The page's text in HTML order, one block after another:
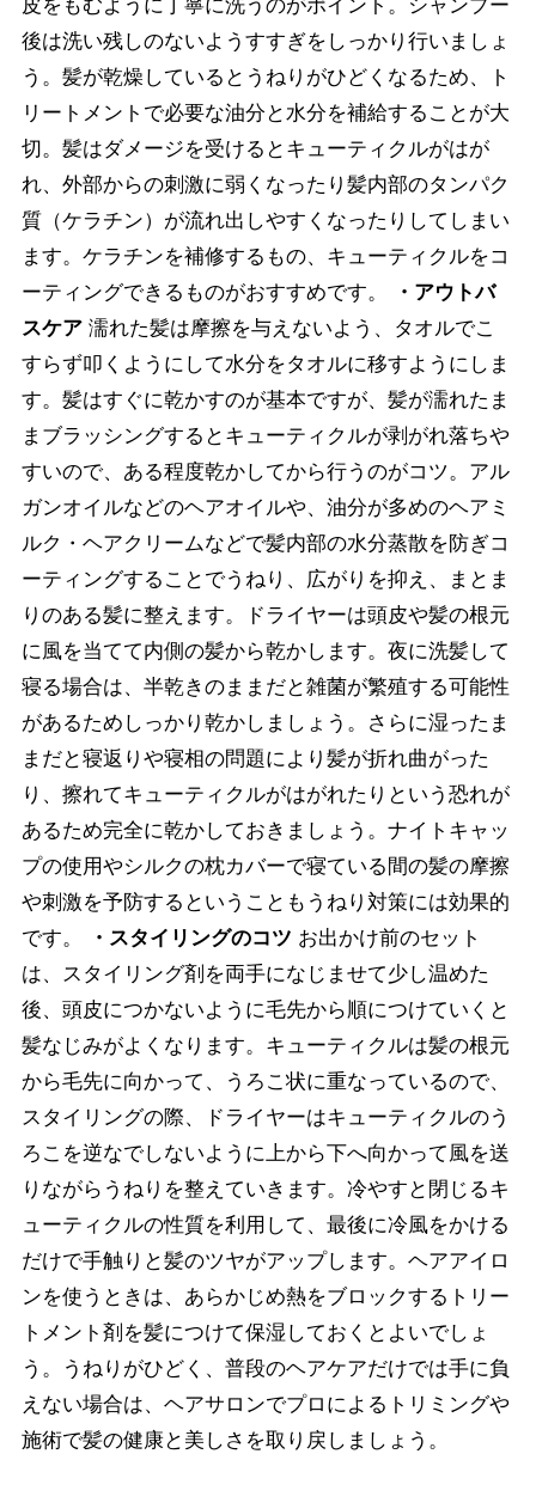
皮をもむように丁寧に洗うのがポイント。シャンプー
後は洗い残しのないようすすぎをしっかり行いましょ
う。髪が乾燥しているとうねりがひどくなるため、ト
リートメントで必要な油分と水分を補給することが大
切。髪はダメージを受けるとキューティクルがはが
れ、外部からの刺激に弱くなったり髪内部のタンパク
質（ケラチン）が流れ出しやすくなったりしてしまい
ます。ケラチンを補修するもの、キューティクルをコ
ーティングできるものがおすすめです。
・アウトバ
スケア濡れた髪は摩擦を与えないよう、タオルでこ
すらず叩くようにして水分をタオルに移すようにしま
す。髪はすぐに乾かすのが基本ですが、髪が濡れたま
まブラッシングするとキューティクルが剥がれ落ちや
すいので、ある程度乾かしてから行うのがコツ。アル
ガンオイルなどのヘアオイルや、油分が多めのヘアミ
ルク・ヘアクリームなどで髪内部の水分蒸散を防ぎコ
ーティングすることでうねり、広がりを抑え、まとま
りのある髪に整えます。ドライヤーは頭皮や髪の根元
に風を当てて内側の髪から乾かします。夜に洗髪して
寝る場合は、半乾きのままだと雑菌が繁殖する可能性
があるためしっかり乾かしましょう。さらに湿ったま
まだと寝返りや寝相の問題により髪が折れ曲がった
り、擦れてキューティクルがはがれたりという恐れが
あるため完全に乾かしておきましょう。ナイトキャッ
プの使用やシルクの枕カバーで寝ている間の髪の摩擦
や刺激を予防するということもうねり対策には効果的
です。
・スタイリングのコツ お出かけ前のセット
は、スタイリング剤を両手になじませて少し温めた
後、頭皮につかないように毛先から順につけていくと
髪なじみがよくなります。キューティクルは髪の根元
から毛先に向かって、うろこ状に重なっているので、
スタイリングの際、ドライヤーはキューティクルのう
ろこを逆なでしないように上から下へ向かって風を送
りながらうねりを整えていきます。冷やすと閉じるキ
ューティクルの性質を利用して、最後に冷風をかける
だけで手触りと髪のツヤがアップします。ヘアアイロ
ンを使うときは、あらかじめ熱をブロックするトリー
トメント剤を髪につけて保湿しておくとよいでしょ
う。うねりがひどく、普段のヘアケアだけでは手に負
えない場合は、ヘアサロンでプロによるトリミングや
施術で髪の健康と美しさを取り戻しましょう。